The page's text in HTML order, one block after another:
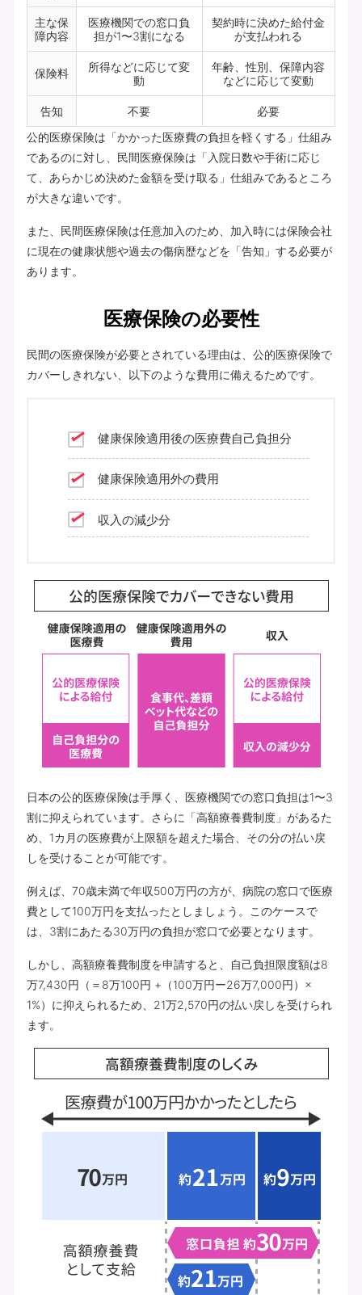
主な保
障内容
医療機関での窓口負
担が1〜3割になる
契約時に決めた給付金
が支払われる
保険料
所得などに応じて変
動
年齢、性別、保障内容
などに応じて変動
告知 不要
必要
公的医療保険は「かかった医療費の負担を軽くする」仕組み
であるのに対し、民間医療保険は「入院日数や手術に応じ
て、あらかじめ決めた金額を受け取る」仕組みであるところ
が大きな違いです。
また、民間医療保険は任意加入のため、加入時には保険会社
に現在の健康状態や過去の傷病歴などを「告知」する必要が
あります。
医療保険の必要性
民間の医療保険が必要とされている理由は、公的医療保険で
カバーしきれない、以下のような費用に備えるためです。
健康保険適用後の医療費自己負担分
健康保険適用外の費用
収入の減少分
日本の公的医療保険は手厚く、医療機関での窓口負担は1〜3
割に抑えられています。さらに「高額療養費制度」があるた
め、1カ月の医療費が上限額を超えた場合、その分の払い戻
しを受けることが可能です。
例えば、70歳未満で年収500万円の方が、病院の窓口で医療
費として100万円を支払ったとしましょう。このケースで
は、3割にあたる30万円の負担が窓口で必要となります。
しかし、高額療養費制度を申請すると、自己負担限度額は8
万7,430円（＝8万100円 +（100万円ー26万7,000円）×
1%）に抑えられるため、21万2,570円の払い戻しを受けられ
ます。